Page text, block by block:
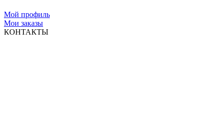
Мой профиль
Мои заказы
КОНТАКТЫ